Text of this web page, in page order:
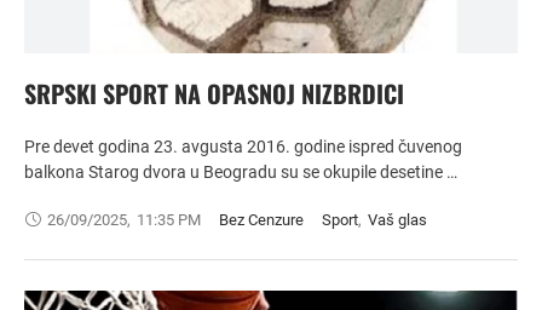
SRPSKI SPORT NA OPASNOJ NIZBRDICI
Pre devet godina 23. avgusta 2016. godine ispred čuvenog
balkona Starog dvora u Beogradu su se okupile desetine …
26/09/2025, 11:35 PM Bez Cenzure Sport, Vaš glas